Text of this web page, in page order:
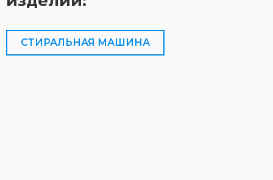
СТИРАЛЬНАЯ МАШИНА